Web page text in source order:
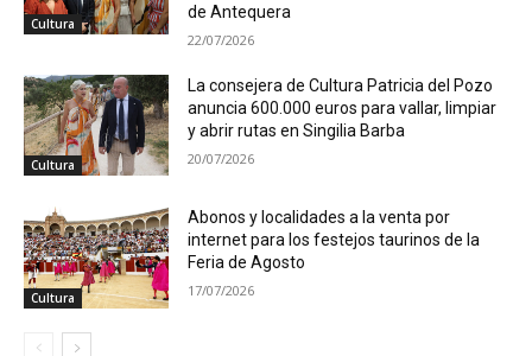
Cultura
de Antequera
22/07/2026
Cultura
La consejera de Cultura Patricia del Pozo
anuncia 600.000 euros para vallar, limpiar
y abrir rutas en Singilia Barba
20/07/2026
Cultura
Abonos y localidades a la venta por
internet para los festejos taurinos de la
Feria de Agosto
17/07/2026